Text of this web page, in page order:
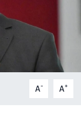
A- A+